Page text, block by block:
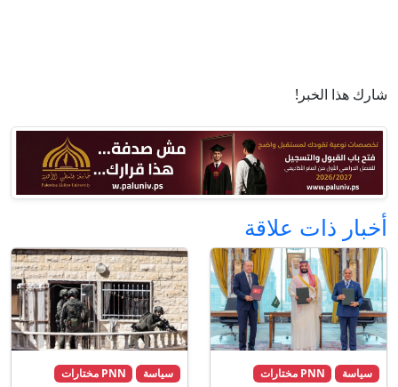
شارك هذا الخبر!
أخبار ذات علاقة
سياسة PNN مختارات سياسة PNN مختارات